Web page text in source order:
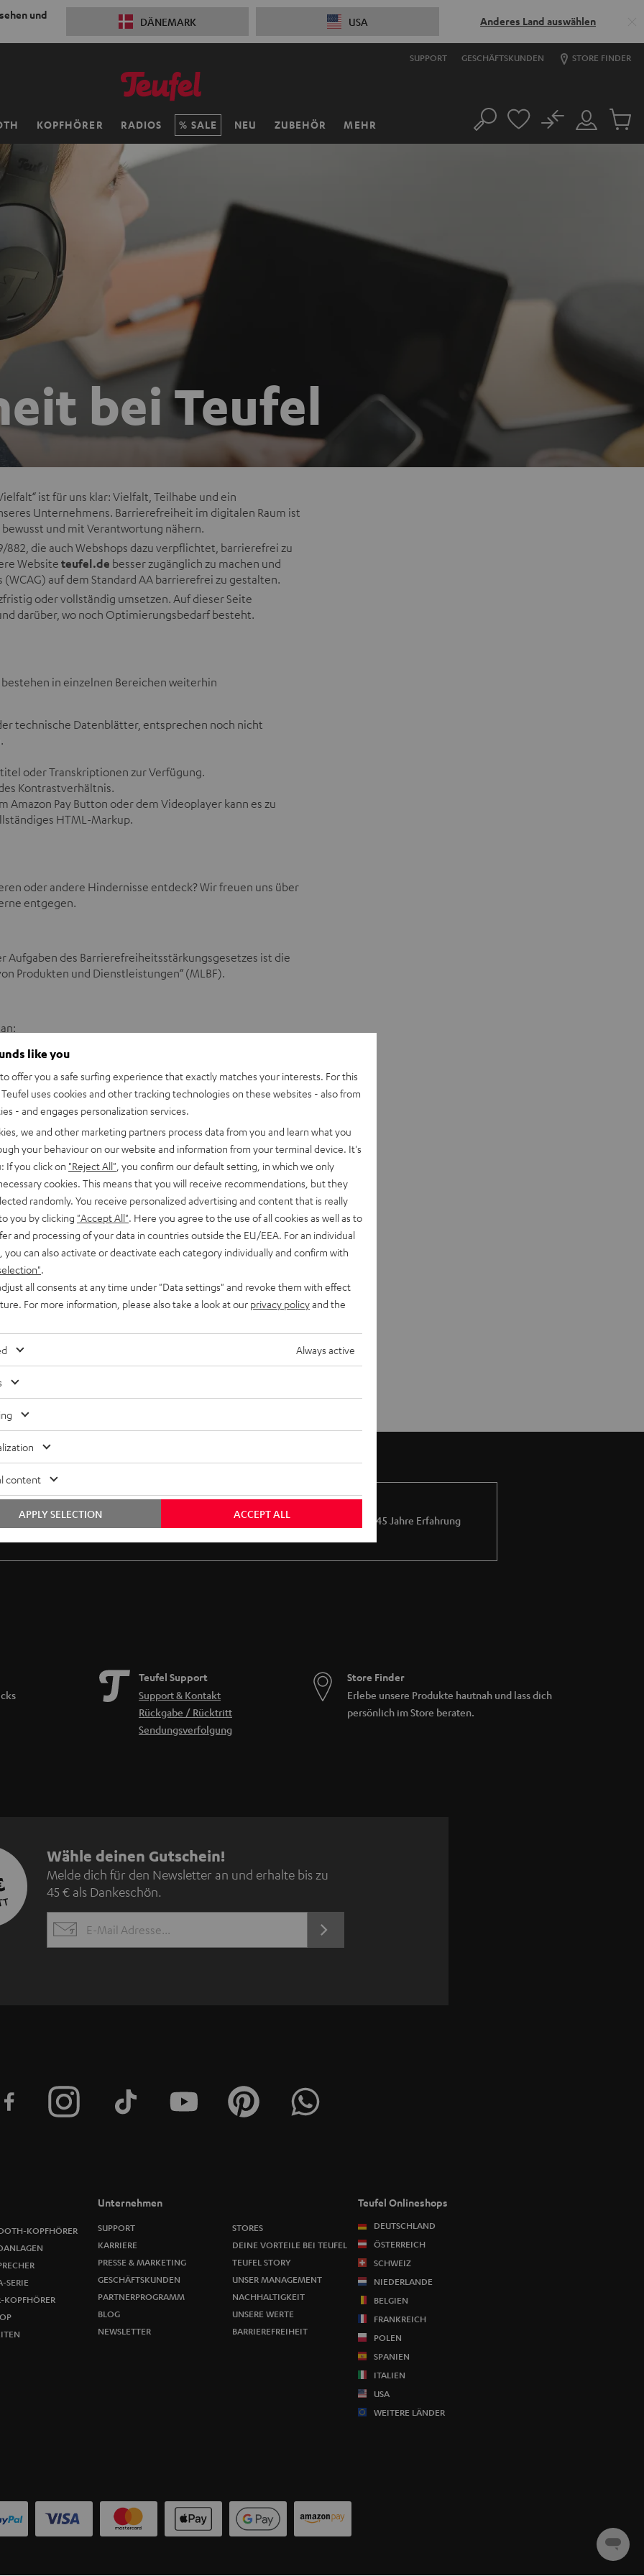
und
DÄNEMARK USA Anderes Land auswählen
SUPPORT GESCHÄFTSKUNDEN STORE FINDER
KOPFHÖRER RADIOS SALE NEU ZUBEHÖR MEHR Suche
Mein
Konto
No
Artikel
bei Teufel
ist für uns klar: Vielfalt, Teilhabe und ein
Unternehmens. Barrierefreiheit im digitalen Raum ist
und mit Verantwortung nähern.
882, die auch Webshops dazu verpflichtet, barrierefrei zu
Website teufel.de besser zugänglich zu machen und
auf dem Standard AA barrierefrei zu gestalten.
oder vollständig umsetzen. Auf dieser Seite
darüber, wo noch Optimierungsbedarf besteht.
in einzelnen Bereichen weiterhin
technische Datenblätter, entsprechen noch nicht
oder Transkriptionen zur Verfügung.
Kontrastverhältnis.
Amazon Pay Button oder dem Videoplayer kann es zu
HTML-Markup.
oder andere Hindernisse entdeck? Wir freuen uns über
entgegen.
des Barrierefreiheitsstärkungsgesetzes ist die
Produkten und Dienstleistungen“ (MLBF).
Sachsen-Anhalt
Gratis Rückversand Inhouse Kundenservice Mehr als 45 Jahre Erfahrung
Teufel Support
Support & Kontakt
Rückgabe / Rücktritt
Sendungsverfolgung
Store Finder
Erlebe unsere Produkte hautnah und lass dich
persönlich im Store beraten.
N
e
w
s
e
r
e
d
Wähle deinen Gutschein!
Melde dich für den Newsletter an und erhalte bis zu
45 € als Dankeschön.
EMAIL
JETZT
ANMELDEN
KOPFHÖRER
SERIE
KOPFHÖRER
Unternehmen
SUPPORT
KARRIERE
PRESSE & MARKETING
GESCHÄFTSKUNDEN
PARTNERPROGRAMM
BLOG
NEWSLETTER
STORES
DEINE VORTEILE BEI TEUFEL
TEUFEL STORY
UNSER MANAGEMENT
NACHHALTIGKEIT
UNSERE WERTE
BARRIEREFREIHEIT
Teufel Onlineshops
DEUTSCHLAND
ÖSTERREICH
SCHWEIZ
NIEDERLANDE
BELGIEN
FRANKREICH
POLEN
SPANIEN
ITALIEN
USA
WEITERE LÄNDER
Chat
starten
like you
offer you a safe surfing experience that exactly matches your interests. For this
uses cookies and other tracking technologies on these websites - also from
- and engages personalization services.
we and other marketing partners process data from you and learn what you
your behaviour on our website and information from your terminal device. It's
If you click on "Reject All" , you confirm our default setting, in which we only
cookies. This means that you will receive recommendations, but they
randomly. You receive personalized advertising and content that is really
you by clicking "Accept All". Here you agree to the use of all cookies as well as to
and processing of your data in countries outside the EU/EEA. For an individual
you can also activate or deactivate each category individually and confirm with
.
all consents at any time under "Data settings" and revoke them with effect
For more information, please also take a look at our privacy policyand the
Always active
content
ACCEPT ALL
APPLY SELECTION